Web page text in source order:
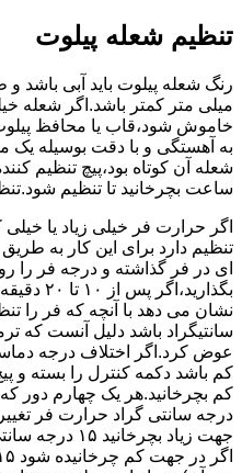
تنظیم شعله پیلوت
میلی متر کمتر باشد.اگر شعله
خاموش شود،قاب یا محافظ
به آهستگی و با دقت بوسیله یک
شعله آن کوتاه بود،پیچ تنظیم
ساعت بچرخانید تا تنظیم
اگر حرارت فر خیلی زیاد یا
تنظیم دارد برای این کار به
سانتیگراد باشد دلیل آنست که
عوض کرد.اگر اختلاف درجه
کم باشد دکمه کنترل را بسته و
درجه سانتی گراد حرارت فر
جهت زیاد